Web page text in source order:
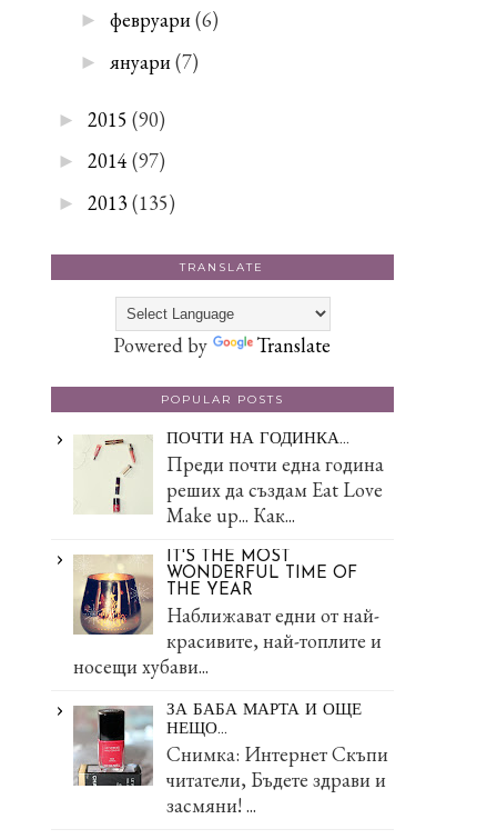
► февруари(6)
► януари (7)
► 2015 (90)
► 2014 (97)
► 2013(135)
TRANSLATE
Powered by Translate
POPULAR POSTS
ПОЧТИ НА ГОДИНКА...
Преди почти една година
реших да създам Eat Love
Make up... Как...
IT'S THE MOST
WONDERFUL TIME OF
THE YEAR
Наближават едни от най-
красивите, най-топлите и
носещи хубави...
ЗА БАБА МАРТА И ОЩЕ
НЕЩО...
Снимка: Интернет Скъпи
читатели, Бъдете здрави и
засмяни! ...